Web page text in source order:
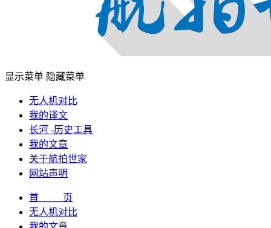
显示菜单 隐藏菜单
无人机对比
我的译文
长河 -历史工具
我的文章
关于航拍世家
网站声明
首 页
无人机对比